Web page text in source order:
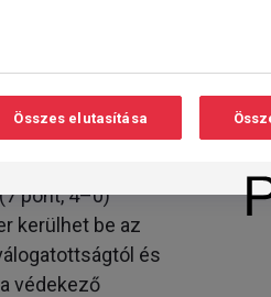
rájátszásért, amelyet
(9) köztük a
vereséget
meccstriót viszont
pont, 4–0)
kerülhet be az
és
védekező
Összes elutasítása